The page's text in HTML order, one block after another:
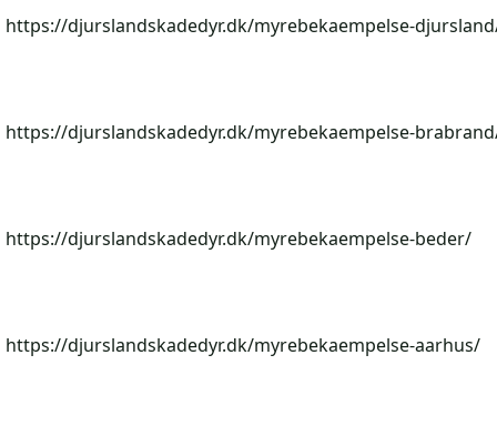
https://djurslandskadedyr.dk/myrebekaempelse-
https://djurslandskadedyr.dk/myrebekaempelse-
https://djurslandskadedyr.dk/myrebekaempelse-beder/
https://djurslandskadedyr.dk/myrebekaempelse-aarhus/